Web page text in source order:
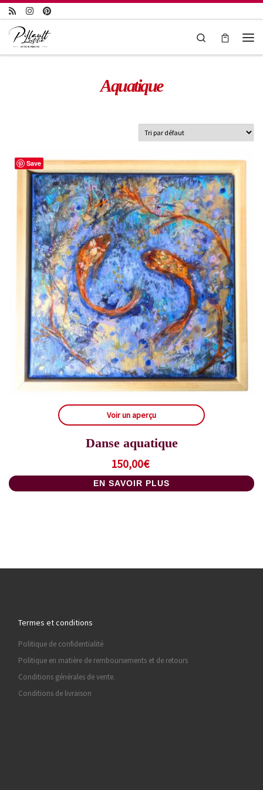
Passer au contenu
Search
Aquatique
Save
Voir un aperçu
Danse aquatique
150,00€
EN SAVOIR PLUS
Termes et conditions
Politique de confidentialité
Politique en matière de remboursements et de retours
Conditions générales de vente.
Conditions de livraison